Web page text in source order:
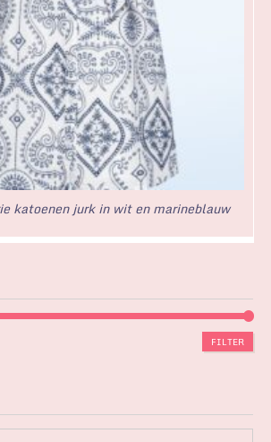
katoenen jurk in wit en marineblauw
FILTER